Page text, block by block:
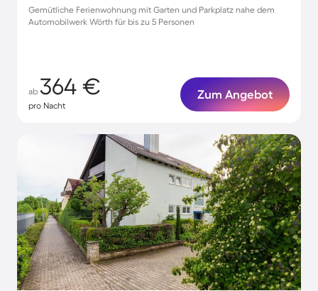
Gemütliche Ferienwohnung mit Garten und Parkplatz nahe dem
Automobilwerk Wörth für bis zu 5 Personen
ab 364 €
pro Nacht
Zum Angebot